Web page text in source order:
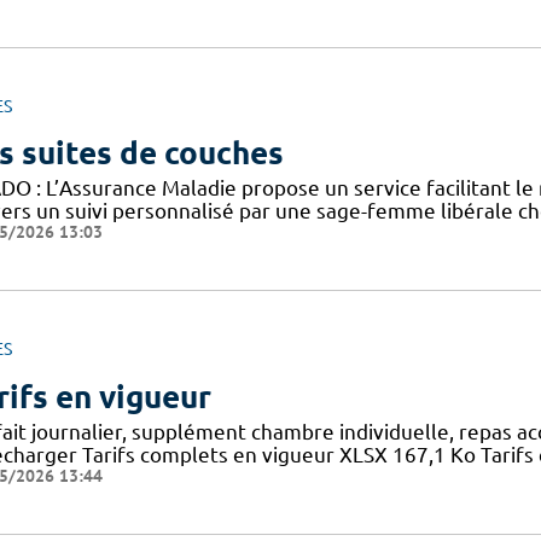
suites de couches
: L’Assurance Maladie propose un service facilitant
un suivi personnalisé par une sage-femme libérale
2026 13:03
en vigueur
journalier, supplément chambre individuelle, repas
Tarifs complets en vigueur XLSX 167,1 Ko
2026 13:44